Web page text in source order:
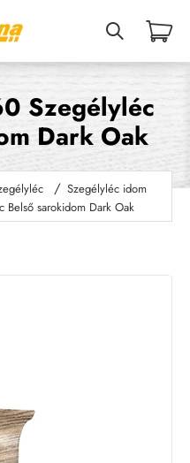
Szegélyléc
Dark Oak
Szegélyléc idom
sarokidom Dark Oak